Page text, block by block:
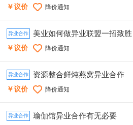
￥议价 降价通知
异业合作 美业如何做异业联盟一招致胜
￥议价 降价通知
异业合作 资源整合鲜炖燕窝异业合作
￥议价 降价通知
异业合作 瑜伽馆异业合作有无必要